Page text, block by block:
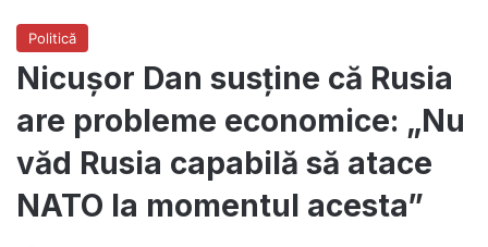
Politică
Nicușor Dan susține că Rusia
are probleme economice: „Nu
văd Rusia capabilă să atace
NATO la momentul acesta”